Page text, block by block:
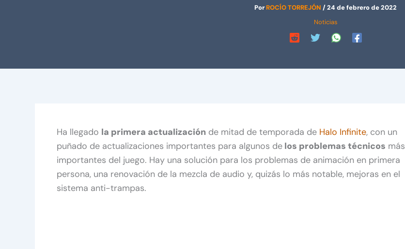
PorROCÍO TORREJÓN /24 de febrero de 2022
Noticias
Ha llegado la primera actualización de mitad de temporada de Halo Infinite, con un
puñado de actualizaciones importantes para algunos de los problemas técnicos más
importantes del juego. Hay una solución para los problemas de animación en primera
persona, una renovación de la mezcla de audio y, quizás lo más notable, mejoras en el
sistema anti-trampas.